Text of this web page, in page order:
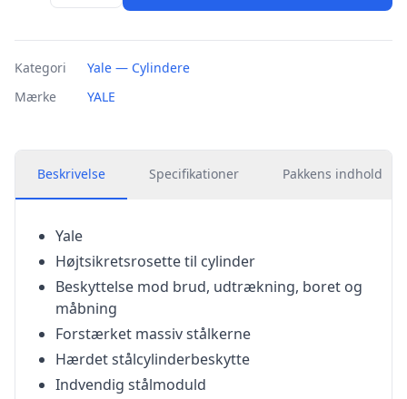
Kategori
Yale — Cylindere
Mærke
YALE
Beskrivelse Specifikationer Pakkens indhold
Yale
Højtsikretsrosette til cylinder
Beskyttelse mod brud, udtrækning, boret og
måbning
Forstærket massiv stålkerne
Hærdet stålcylinderbeskytte
Indvendig stålmoduld